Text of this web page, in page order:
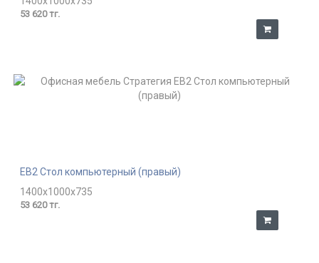
53 620 тг.
EB2 Стол компьютерный (правый)
1400x1000x735
53 620 тг.